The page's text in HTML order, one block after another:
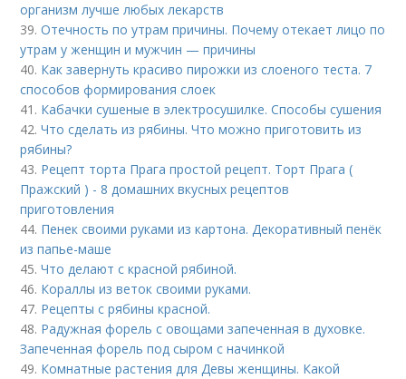
организм лучше любых лекарств
39.Отечность по утрам причины. Почему отекает лицо по
утрам у женщин и мужчин — причины
40. Как завернуть красиво пирожки из слоеного теста. 7
способов формирования слоек
41. Кабачки сушеные в электросушилке. Способы сушения
42.Что сделать из рябины. Что можно приготовить из
рябины?
43. Рецепт торта Прага простой рецепт. Торт Прага (
Пражский ) - 8 домашних вкусных рецептов
приготовления
44. Пенек своими руками из картона. Декоративный пенёк
из папье-маше
45.Что делают с красной рябиной.
46. Кораллы из веток своими руками.
47. Рецепты с рябины красной.
48. Радужная форель с овощами запеченная в духовке.
Запеченная форель под сыром с начинкой
49. Комнатные растения для Девы женщины. Какой